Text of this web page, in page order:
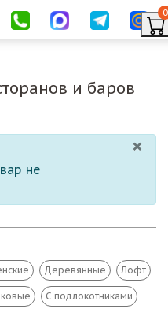
0
и баров
×
не
Деревянные Лофт
С подлокотниками